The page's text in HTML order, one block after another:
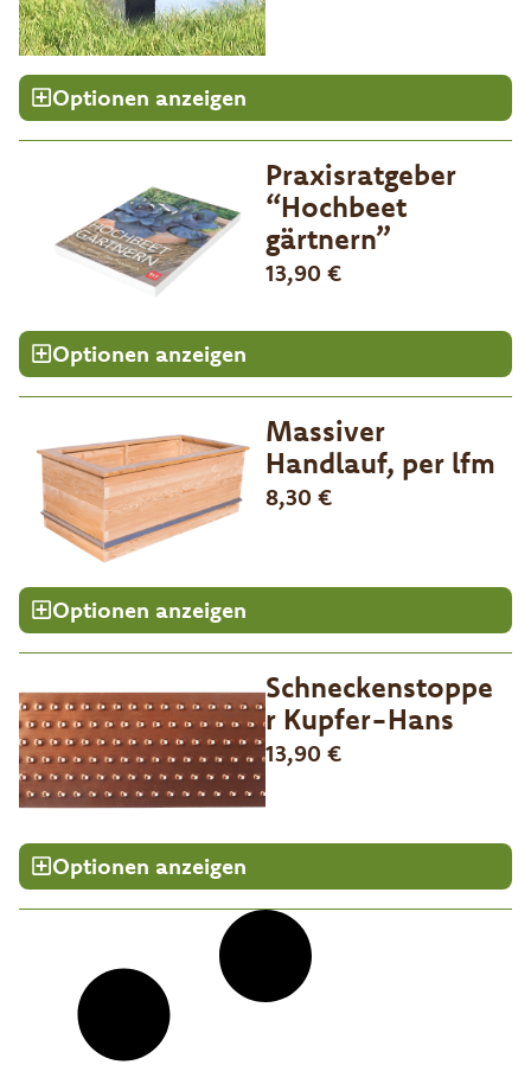
Optionen anzeigen
Praxisratgeber
“Hochbeet
gärtnern”
13,90 €
Optionen anzeigen
Massiver
Handlauf, per lfm
8,30 €
Optionen anzeigen
Schneckenstoppe
r Kupfer-Hans
13,90 €
Optionen anzeigen